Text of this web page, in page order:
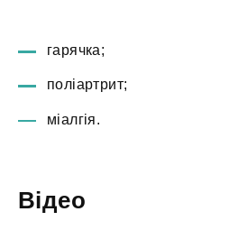
гарячка;
поліартрит;
міалгія.
Відео